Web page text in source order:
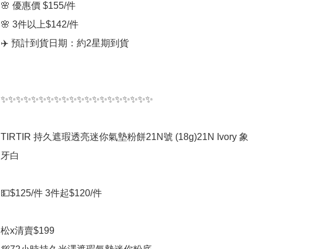
🌸 優惠價 $155/件
🌸 3件以上$142/件
✈️ 預計到貨日期：約2星期到貨
✨✨✨✨✨✨✨✨✨✨✨✨✨✨✨✨✨✨✨✨
TIRTIR 持久遮瑕透亮迷你氣墊粉餅21N號 (18g)21N Ivory 象
牙白
💵$125/件 3件起$120/件
松x清賣$199